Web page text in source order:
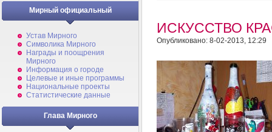
Мирный официальный
Устав Мирного
Символика Мирного
Награды и поощрения
Мирного
Информация о городе
Целевые и иные программы
Национальные проекты
Статистические данные
Глава Мирного
ИСКУССТВО
Опубликовано: 8-02-2013, 12:29